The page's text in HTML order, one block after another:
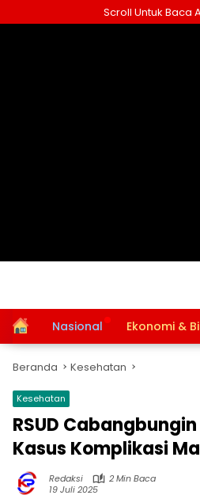
ke
Scroll Untuk Baca
HomeNasional Ekonomi &
Beranda Kesehatan
Kesehatan
RSUD
Kasus Komplikasi
Redaksi
2 Min Baca
19 Juli 2025